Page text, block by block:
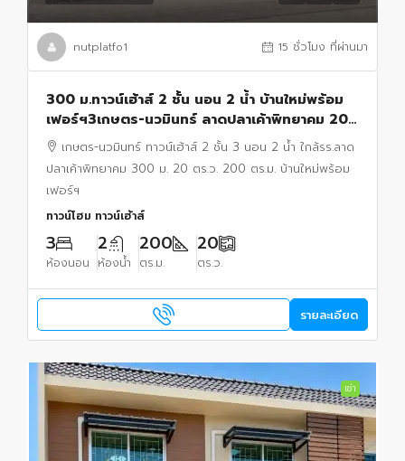
nutplatfo1 15 ชั่วโมง ที่ผ่านมา
300 ม.ทาวน์เฮ้าส์ 2 ชั้น นอน 2 น้ำ บ้านใหม่พร้อม
เฟอร์ฯ3เกษตร-นวมินทร์ ลาดปลาเค้าพิทยาคม 20
ตร.ว. 200 ตร.ม. ใกล้รร.
เกษตร-นวมินทร์ ทาวน์เฮ้าส์ 2 ชั้น 3 นอน 2 น้ำ ใกล้รร.ลาด
ปลาเค้าพิทยาคม 300 ม. 20 ตร.ว. 200 ตร.ม. บ้านใหม่พร้อม
เฟอร์ฯ
ทาวน์โฮม ทาวน์เฮ้าส์
3
ห้องนอน
2
ห้องน้ำ
200
ตร.ม.
20
ตร.ว.
รายละเอียด
เช่า